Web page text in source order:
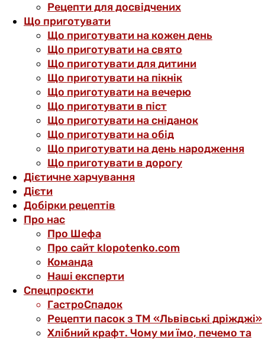
Рецепти для досвідчених
Що приготувати
Що приготувати на кожен день
Що приготувати на свято
Що приготувати для дитини
Що приготувати на пікнік
Що приготувати на вечерю
Що приготувати в піст
Що приготувати на сніданок
Що приготувати на обід
Що приготувати на день народження
Що приготувати в дорогу
Дієтичне харчування
Дієти
Добірки рецептів
Про нас
Про Шефа
Про сайт klopotenko.com
Команда
Наші експерти
Спецпроєкти
ГастроСпадок
Рецепти пасок з ТМ «Львівські дріжджі»
Хлібний крафт. Чому ми їмо, печемо та